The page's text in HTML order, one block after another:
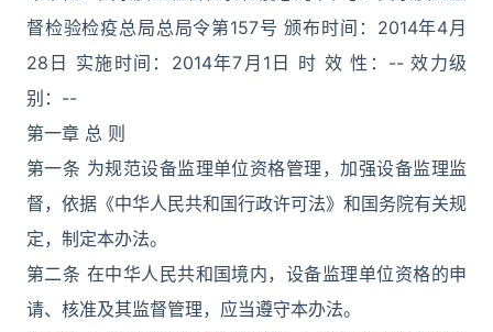
督检验检疫总局总局令第157号 颁布时间：2014年4月
28日 实施时间：2014年7月1日 时 效 性：-- 效力级
别：--
第一章 总 则
第一条 为规范设备监理单位资格管理，加强设备监理监
督，依据《中华人民共和国行政许可法》和国务院有关规
定，制定本办法。
第二条 在中华人民共和国境内，设备监理单位资格的申
请、核准及其监督管理，应当遵守本办法。